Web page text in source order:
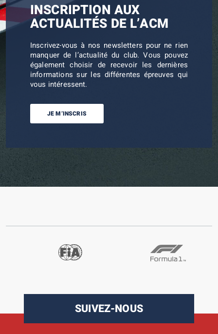
INSCRIPTION AUX
ACTUALITÉS DE L’ACM
Inscrivez-vous à nos newsletters pour ne rien
manquer de l’actualité du club. Vous pouvez
également choisir de recevoir les dernières
informations sur les différentes épreuves qui
vous intéressent.
JE M’INSCRIS
SUIVEZ-NOUS